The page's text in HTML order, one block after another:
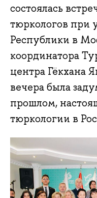
состоялась
тюркологов при
Республики в
координатора
центра Гёкхана
вечера была
прошлом,
тюркологии в